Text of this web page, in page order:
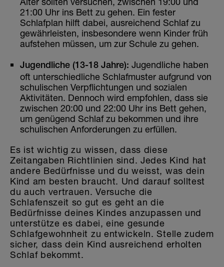
21:00 Uhr ins Bett zu gehen. Ein fester
Schlafplan hilft dabei, ausreichend Schlaf zu
gewährleisten, insbesondere wenn Kinder früh
aufstehen müssen, um zur Schule zu gehen.
Jugendliche (13-18 Jahre): Jugendliche haben
oft unterschiedliche Schlafmuster aufgrund von
schulischen Verpflichtungen und sozialen
Aktivitäten. Dennoch wird empfohlen, dass sie
zwischen 20:00 und 22:00 Uhr ins Bett gehen,
um genügend Schlaf zu bekommen und ihre
schulischen Anforderungen zu erfüllen.
Es ist wichtig zu wissen, dass diese
Zeitangaben Richtlinien sind. Jedes Kind hat
andere Bedürfnisse und du weisst, was dein
Kind am besten braucht. Und darauf solltest
du auch vertrauen. Versuche die
Schlafenszeit so gut es geht an die
Bedürfnisse deines Kindes anzupassen und
unterstütze es dabei, eine gesunde
Schlafgewohnheit zu entwickeln. Stelle zudem
sicher, dass dein Kind ausreichend erholten
Schlaf bekommt.